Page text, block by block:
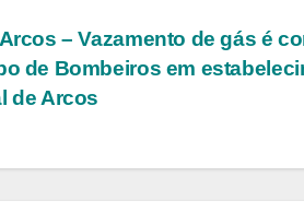
– Vazamento de gás é
de Bombeiros em
de Arcos